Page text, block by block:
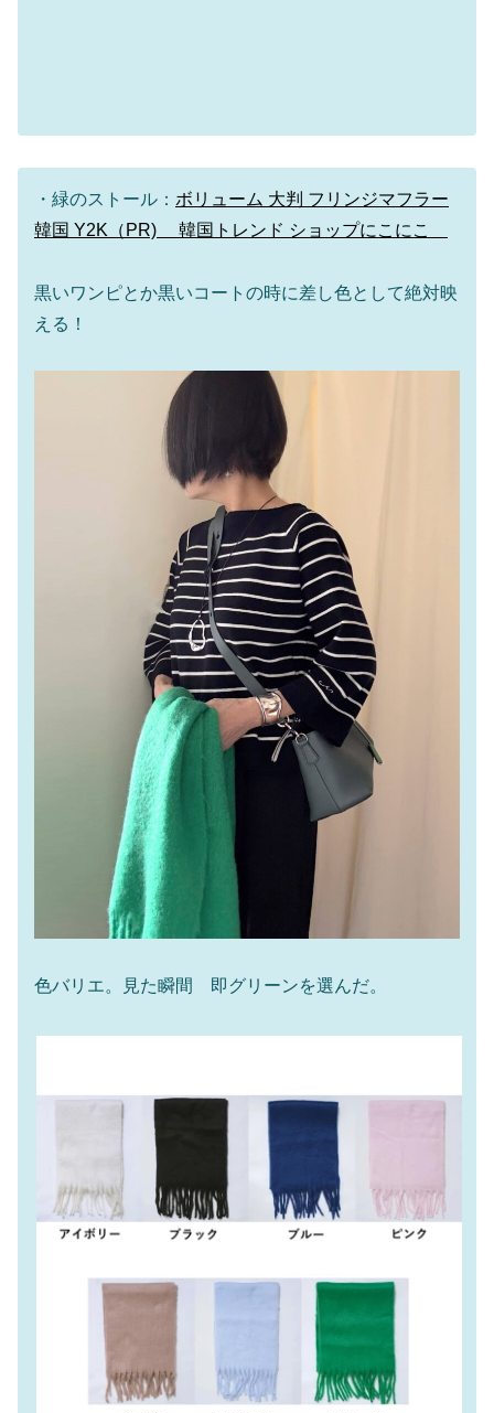
・緑のストール： ボリューム 大判 フリンジマフラー
韓国 Y2K（PR) 韓国トレンド ショップにこにこ
黒いワンピとか黒いコートの時に差し色として絶対映
える！
色バリエ。見た瞬間 即グリーンを選んだ。